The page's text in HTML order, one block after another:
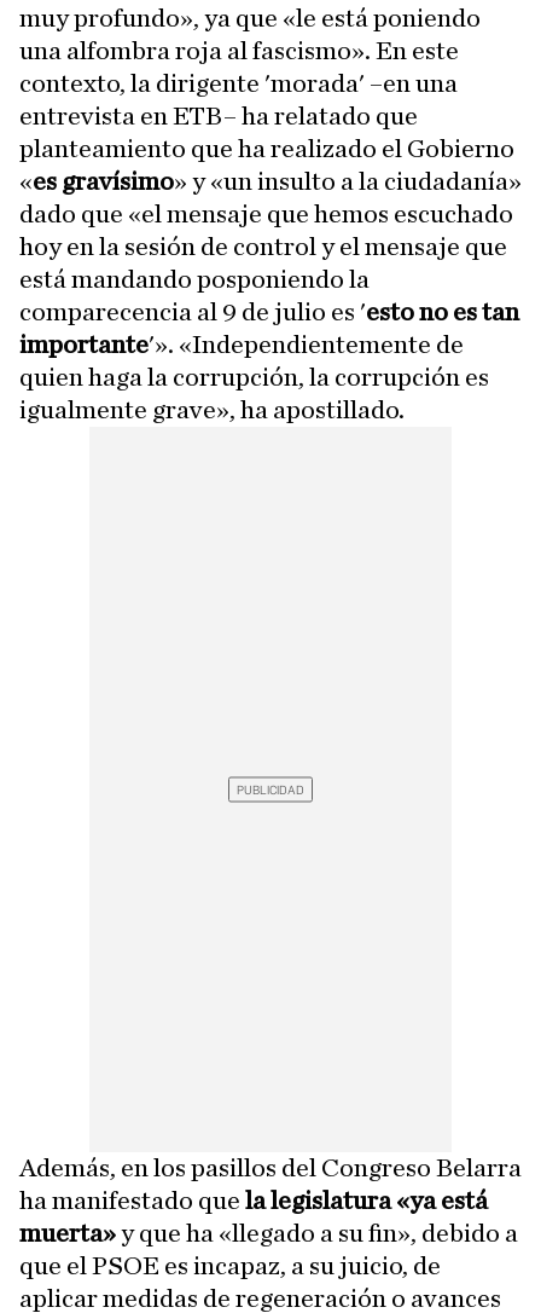
muy profundo», ya que «le está poniendo
una alfombra roja al fascismo». En este
contexto, la dirigente 'morada' –en una
entrevista en ETB– ha relatado que
planteamiento que ha realizado el Gobierno
«es gravísimo» y «un insulto a la ciudadanía»
dado que «el mensaje que hemos escuchado
hoy en la sesión de control y el mensaje que
está mandando posponiendo la
comparecencia al 9 de julio es 'esto no es tan
importante'». «Independientemente de
quien haga la corrupción, la corrupción es
igualmente grave», ha apostillado.
Además, en los pasillos del Congreso Belarra
ha manifestado que la legislatura «ya está
muerta»y que ha «llegado a su fin», debido a
que el PSOE es incapaz, a su juicio, de
aplicar medidas de regeneración o avances